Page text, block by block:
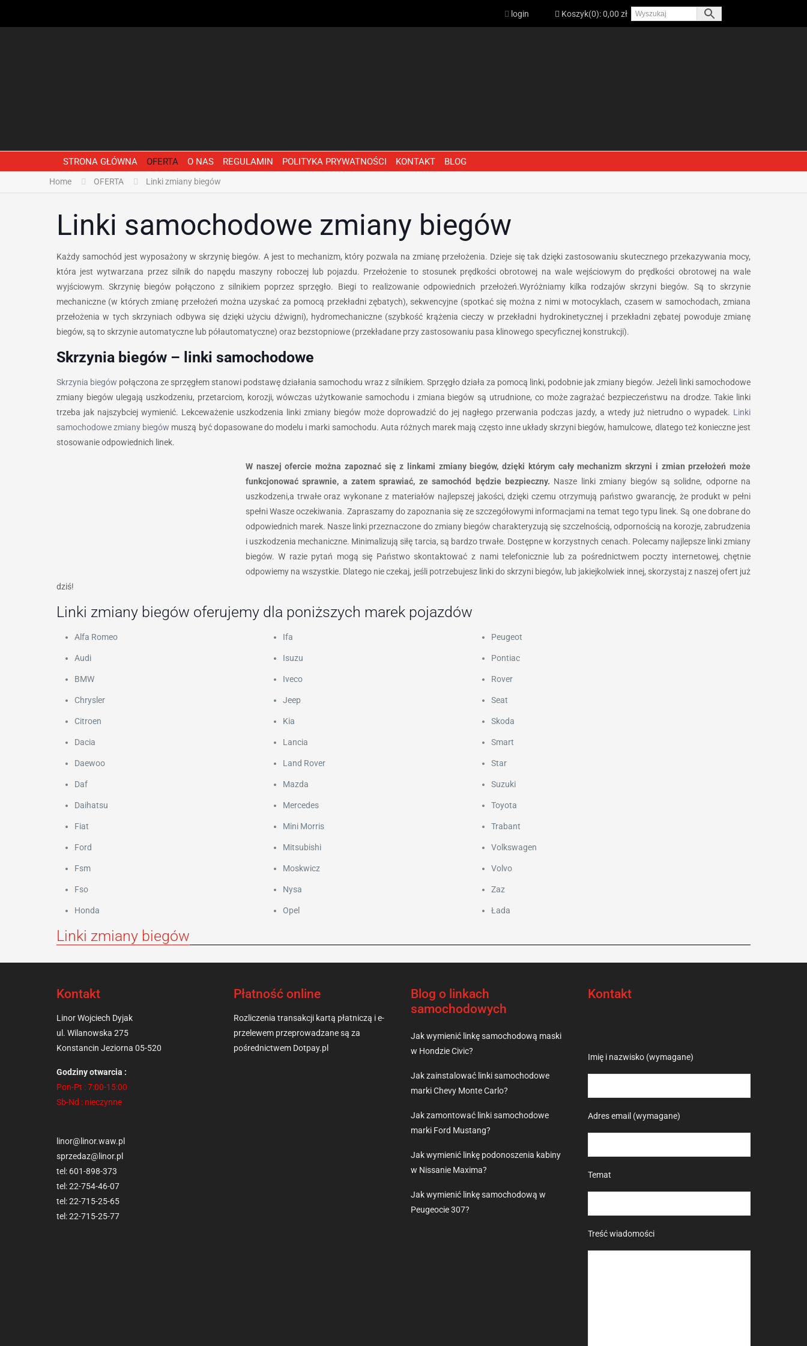
login Koszyk(0):0,00 zł
STRONA GŁÓWNA OFERTA O NAS REGULAMIN POLITYKA PRYWATNOŚCI KONTAKT BLOG
Home OFERTA Linki zmiany biegów
Linki samochodowe zmiany biegów
Każdy samochód jest wyposażony w skrzynię biegów. A jest to mechanizm, który pozwala na zmianę przełożenia. Dzieje się tak dzięki zastosowaniu skutecznego przekazywania mocy,
która jest wytwarzana przez silnik do napędu maszyny roboczej lub pojazdu. Przełożenie to stosunek prędkości obrotowej na wale wejściowym do prędkości obrotowej na wale
wyjściowym. Skrzynię biegów połączono z silnikiem poprzez sprzęgło. Biegi to realizowanie odpowiednich przełożeń.Wyróżniamy kilka rodzajów skrzyni biegów. Są to skrzynie
mechaniczne (w których zmianę przełożeń można uzyskać za pomocą przekładni zębatych), sekwencyjne (spotkać się można z nimi w motocyklach, czasem w samochodach, zmiana
przełożenia w tych skrzyniach odbywa się dzięki użyciu dźwigni), hydromechaniczne (szybkość krążenia cieczy w przekładni hydrokinetycznej i przekładni zębatej powoduje zmianę
biegów, są to skrzynie automatyczne lub półautomatyczne) oraz bezstopniowe (przekładane przy zastosowaniu pasa klinowego specyficznej konstrukcji).
Skrzynia biegów – linki samochodowe
Skrzynia biegów połączona ze sprzęgłem stanowi podstawę działania samochodu wraz z silnikiem. Sprzęgło działa za pomocą linki, podobnie jak zmiany biegów. Jeżeli linki samochodowe
zmiany biegów ulegają uszkodzeniu, przetarciom, korozji, wówczas użytkowanie samochodu i zmiana biegów są utrudnione, co może zagrażać bezpieczeństwu na drodze. Takie linki
trzeba jak najszybciej wymienić. Lekceważenie uszkodzenia linki zmiany biegów może doprowadzić do jej nagłego przerwania podczas jazdy, a wtedy już nietrudno o wypadek. Linki
samochodowe zmiany biegów muszą być dopasowane do modelu i marki samochodu. Auta różnych marek mają często inne układy skrzyni biegów, hamulcowe, dlatego też konieczne jest
stosowanie odpowiednich linek.
W naszej ofercie można zapoznać się z linkami zmiany biegów, dzięki którym cały mechanizm skrzyni i zmian przełożeń może
funkcjonować sprawnie, a zatem sprawiać, ze samochód będzie bezpieczny. Nasze linki zmiany biegów są solidne, odporne na
uszkodzeni,a trwałe oraz wykonane z materiałów najlepszej jakości, dzięki czemu otrzymują państwo gwarancję, że produkt w pełni
spełni Wasze oczekiwania. Zapraszamy do zapoznania się ze szczegółowymi informacjami na temat tego typu linek. Są one dobrane do
odpowiednich marek. Nasze linki przeznaczone do zmiany biegów charakteryzują się szczelnością, odpornością na korozje, zabrudzenia
i uszkodzenia mechaniczne. Minimalizują siłę tarcia, są bardzo trwałe. Dostępne w korzystnych cenach. Polecamy najlepsze linki zmiany
biegów. W razie pytań mogą się Państwo skontaktować z nami telefonicznie lub za pośrednictwem poczty internetowej, chętnie
odpowiemy na wszystkie. Dlatego nie czekaj, jeśli potrzebujesz linki do skrzyni biegów, lub jakiejkolwiek innej, skorzystaj z naszej ofert już
dziś!
Linki zmiany biegów oferujemy dla poniższych marek pojazdów
Alfa Romeo
Audi
BMW
Chrysler
Citroen
Dacia
Daewoo
Daf
Daihatsu
Fiat
Ford
Fsm
Fso
Honda
Ifa
Isuzu
Iveco
Jeep
Kia
Lancia
Land Rover
Mazda
Mercedes
Mini Morris
Mitsubishi
Moskwicz
Nysa
Opel
Peugeot
Pontiac
Rover
Seat
Skoda
Smart
Star
Suzuki
Toyota
Trabant
Volkswagen
Volvo
Zaz
Łada
Linki zmiany biegów
Kontakt
Linor Wojciech Dyjak
ul. Wilanowska 275
Konstancin Jeziorna 05-520
Godziny otwarcia :
Pon-Pt : 7:00-15:00
Sb-Nd : nieczynne
linor@linor.waw.pl
sprzedaz@linor.pl
tel: 601-898-373
tel:22-754-46-07
tel:22-715-25-65
tel:22-715-25-77
Płatność online
Rozliczenia transakcji kartą płatniczą i e-
przelewem przeprowadzane są za
pośrednictwem Dotpay.pl
Blog o linkach
samochodowych
Jak wymienić linkę samochodową maski
w Hondzie Civic?
Jak zainstalować linki samochodowe
marki Chevy Monte Carlo?
Jak zamontować linki samochodowe
marki Ford Mustang?
Jak wymienić linkę podonoszenia kabiny
w Nissanie Maxima?
Jak wymienić linkę samochodową w
Peugeocie 307?
Kontakt
Imię i nazwisko (wymagane)
Adres email (wymagane)
Temat
Treść wiadomości